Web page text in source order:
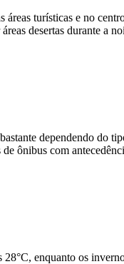
turísticas e no
desertas durante a
dependendo do
ônibus com
enquanto os